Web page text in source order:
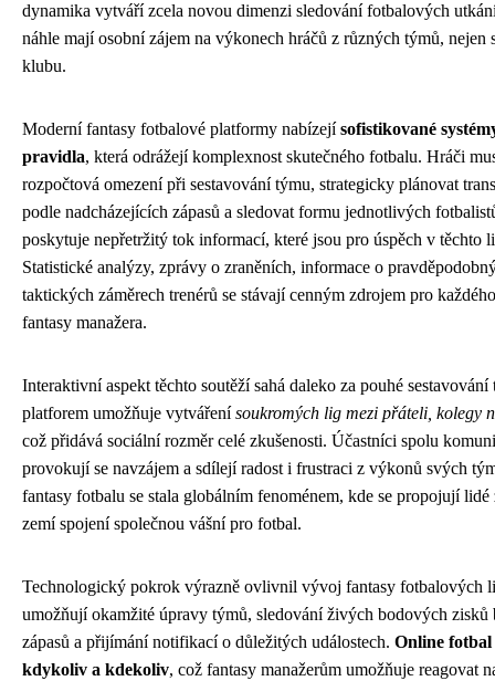
dynamika vytváří zcela novou dimenzi sledování fotbalových
náhle mají osobní zájem na výkonech hráčů z různých týmů, nejen
klubu.
Moderní fantasy fotbalové platformy nabízejísofistikované
pravidla, která odrážejí komplexnost skutečného fotbalu. Hráči
rozpočtová omezení při sestavování týmu, strategicky plánovat
podle nadcházejících zápasů a sledovat formu jednotlivých
poskytuje nepřetržitý tok informací, které jsou pro úspěch v těchto
Statistické analýzy, zprávy o zraněních, informace o
taktických záměrech trenérů se stávají cenným zdrojem pro
fantasy manažera.
Interaktivní aspekt těchto soutěží sahá daleko za pouhé
platforem umožňuje vytvářenísoukromých lig mezi přáteli, kolegy
což přidává sociální rozměr celé zkušenosti. Účastníci spolu
provokují se navzájem a sdílejí radost i frustraci z výkonů svých
fantasy fotbalu se stala globálním fenoménem, kde se propojují
zemí spojení společnou vášní pro fotbal.
Technologický pokrok výrazně ovlivnil vývoj fantasy fotbalových
umožňují okamžité úpravy týmů, sledování živých bodových zisků
zápasů a přijímání notifikací o důležitých událostech. Online fotbal
kdykoliv a kdekoliv, což fantasy manažerům umožňuje reagovat